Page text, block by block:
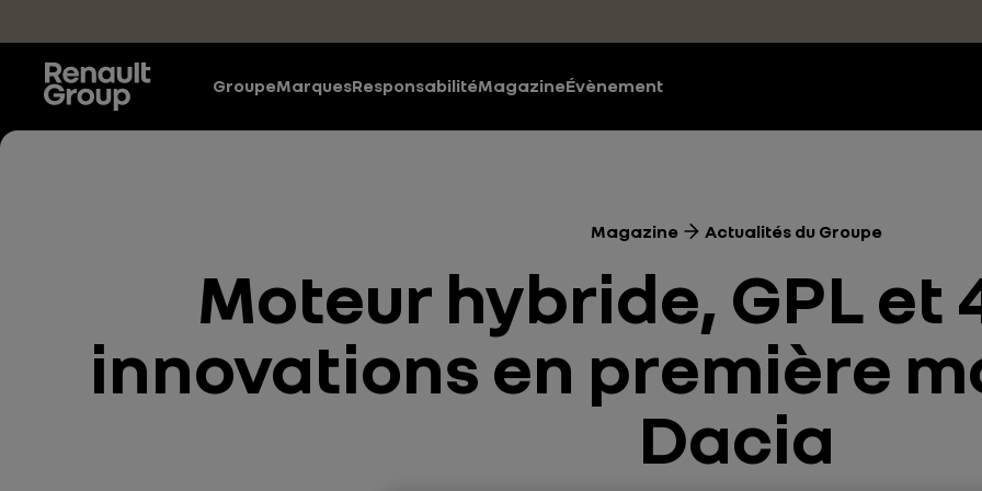
GroupeMarquesResponsabilitéMagazineÉvènement
Magazine Actualités du Groupe
Moteur hybride, GPL et
innovations en première
Dacia